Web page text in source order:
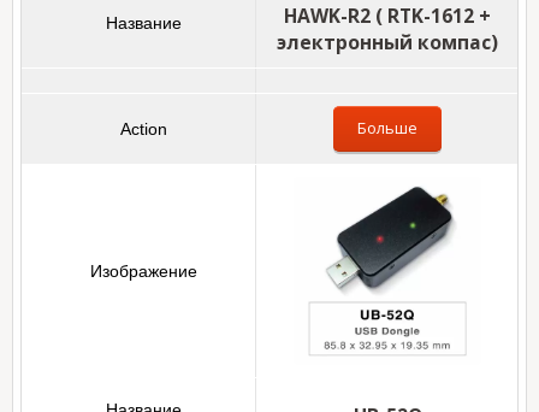
HAWK-R2 ( RTK-1612 +
электронный компас)
Больше